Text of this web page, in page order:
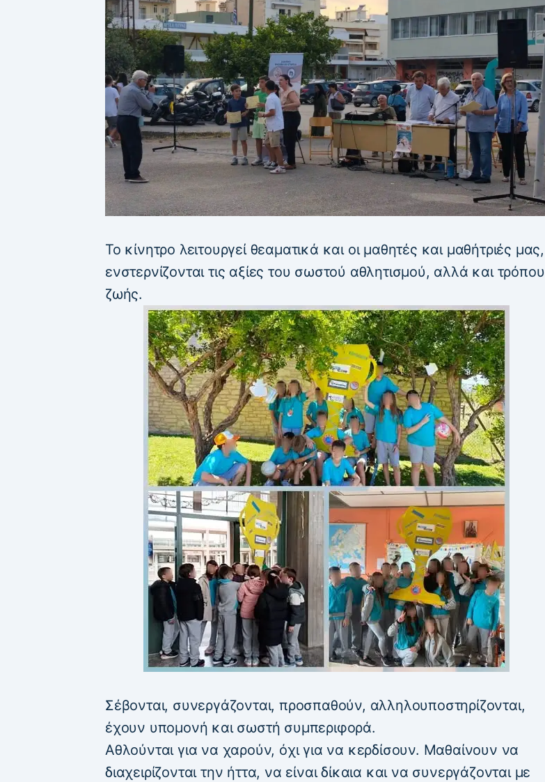
Το κίνητρο λειτουργεί θεαματικά και οι μαθητές και μαθήτριές μας,
ενστερνίζονται τις αξίες του σωστού αθλητισμού, αλλά και τρόπου
ζωής.
Σέβονται, συνεργάζονται, προσπαθούν, αλληλουποστηρίζονται,
έχουν υπομονή και σωστή συμπεριφορά.
Αθλούνται για να χαρούν, όχι για να κερδίσουν. Μαθαίνουν να
διαχειρίζονται την ήττα, να είναι δίκαια και να συνεργάζονται με